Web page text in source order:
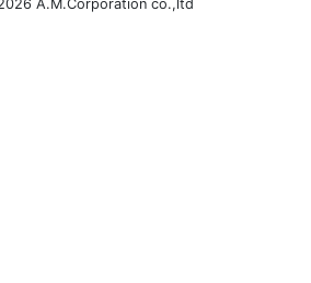
A.M.Corporation co.,ltd